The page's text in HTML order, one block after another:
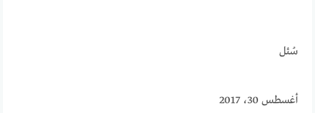
سُئل
أغسطس 30، 2017